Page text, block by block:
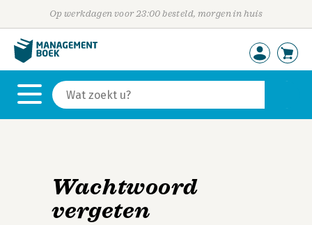
Op werkdagen voor 23:00 besteld, morgen in huis
Wachtwoord
vergeten